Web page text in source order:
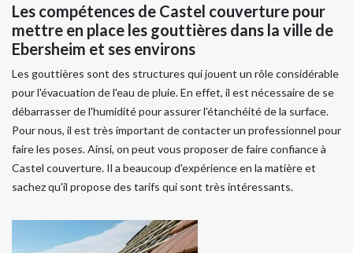
Les compétences de Castel couverture pour
mettre en place les gouttières dans la ville de
Ebersheim et ses environs
Les gouttières sont des structures qui jouent un rôle considérable
pour l'évacuation de l'eau de pluie. En effet, il est nécessaire de se
débarrasser de l'humidité pour assurer l'étanchéité de la surface.
Pour nous, il est très important de contacter un professionnel pour
faire les poses. Ainsi, on peut vous proposer de faire confiance à
Castel couverture. Il a beaucoup d'expérience en la matière et
sachez qu'il propose des tarifs qui sont très intéressants.